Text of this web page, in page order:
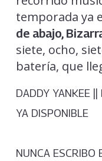
temporada ya
de abajo,
siete, ocho,
batería, que
DADDY YANKEE
YA DISPONIBLE
NUNCA ESCRIBO